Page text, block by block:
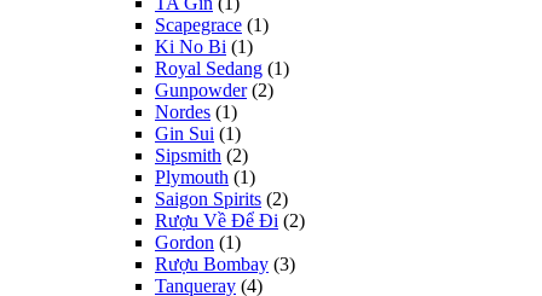
Scapegrace (1)
Ki No Bi (1)
Royal Sedang (1)
Gunpowder (2)
Nordes (1)
Gin Sui (1)
Sipsmith (2)
Plymouth (1)
Saigon Spirits (2)
Rượu Về Để Đi (2)
Gordon (1)
Rượu Bombay (3)
Tanqueray (4)